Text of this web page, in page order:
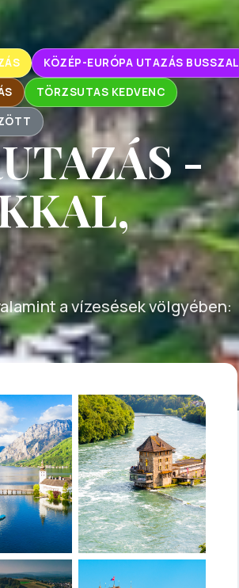
KÖZÉP-EURÓPA UTAZÁS BUSSZAL
TÖRZSUTAS KEDVENC
-
a vízesések völgyében: